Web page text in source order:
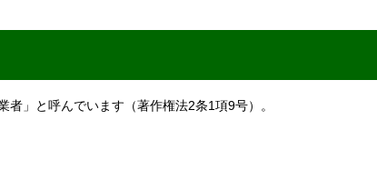
」と呼んでいます（著作権法2条1項9号）。